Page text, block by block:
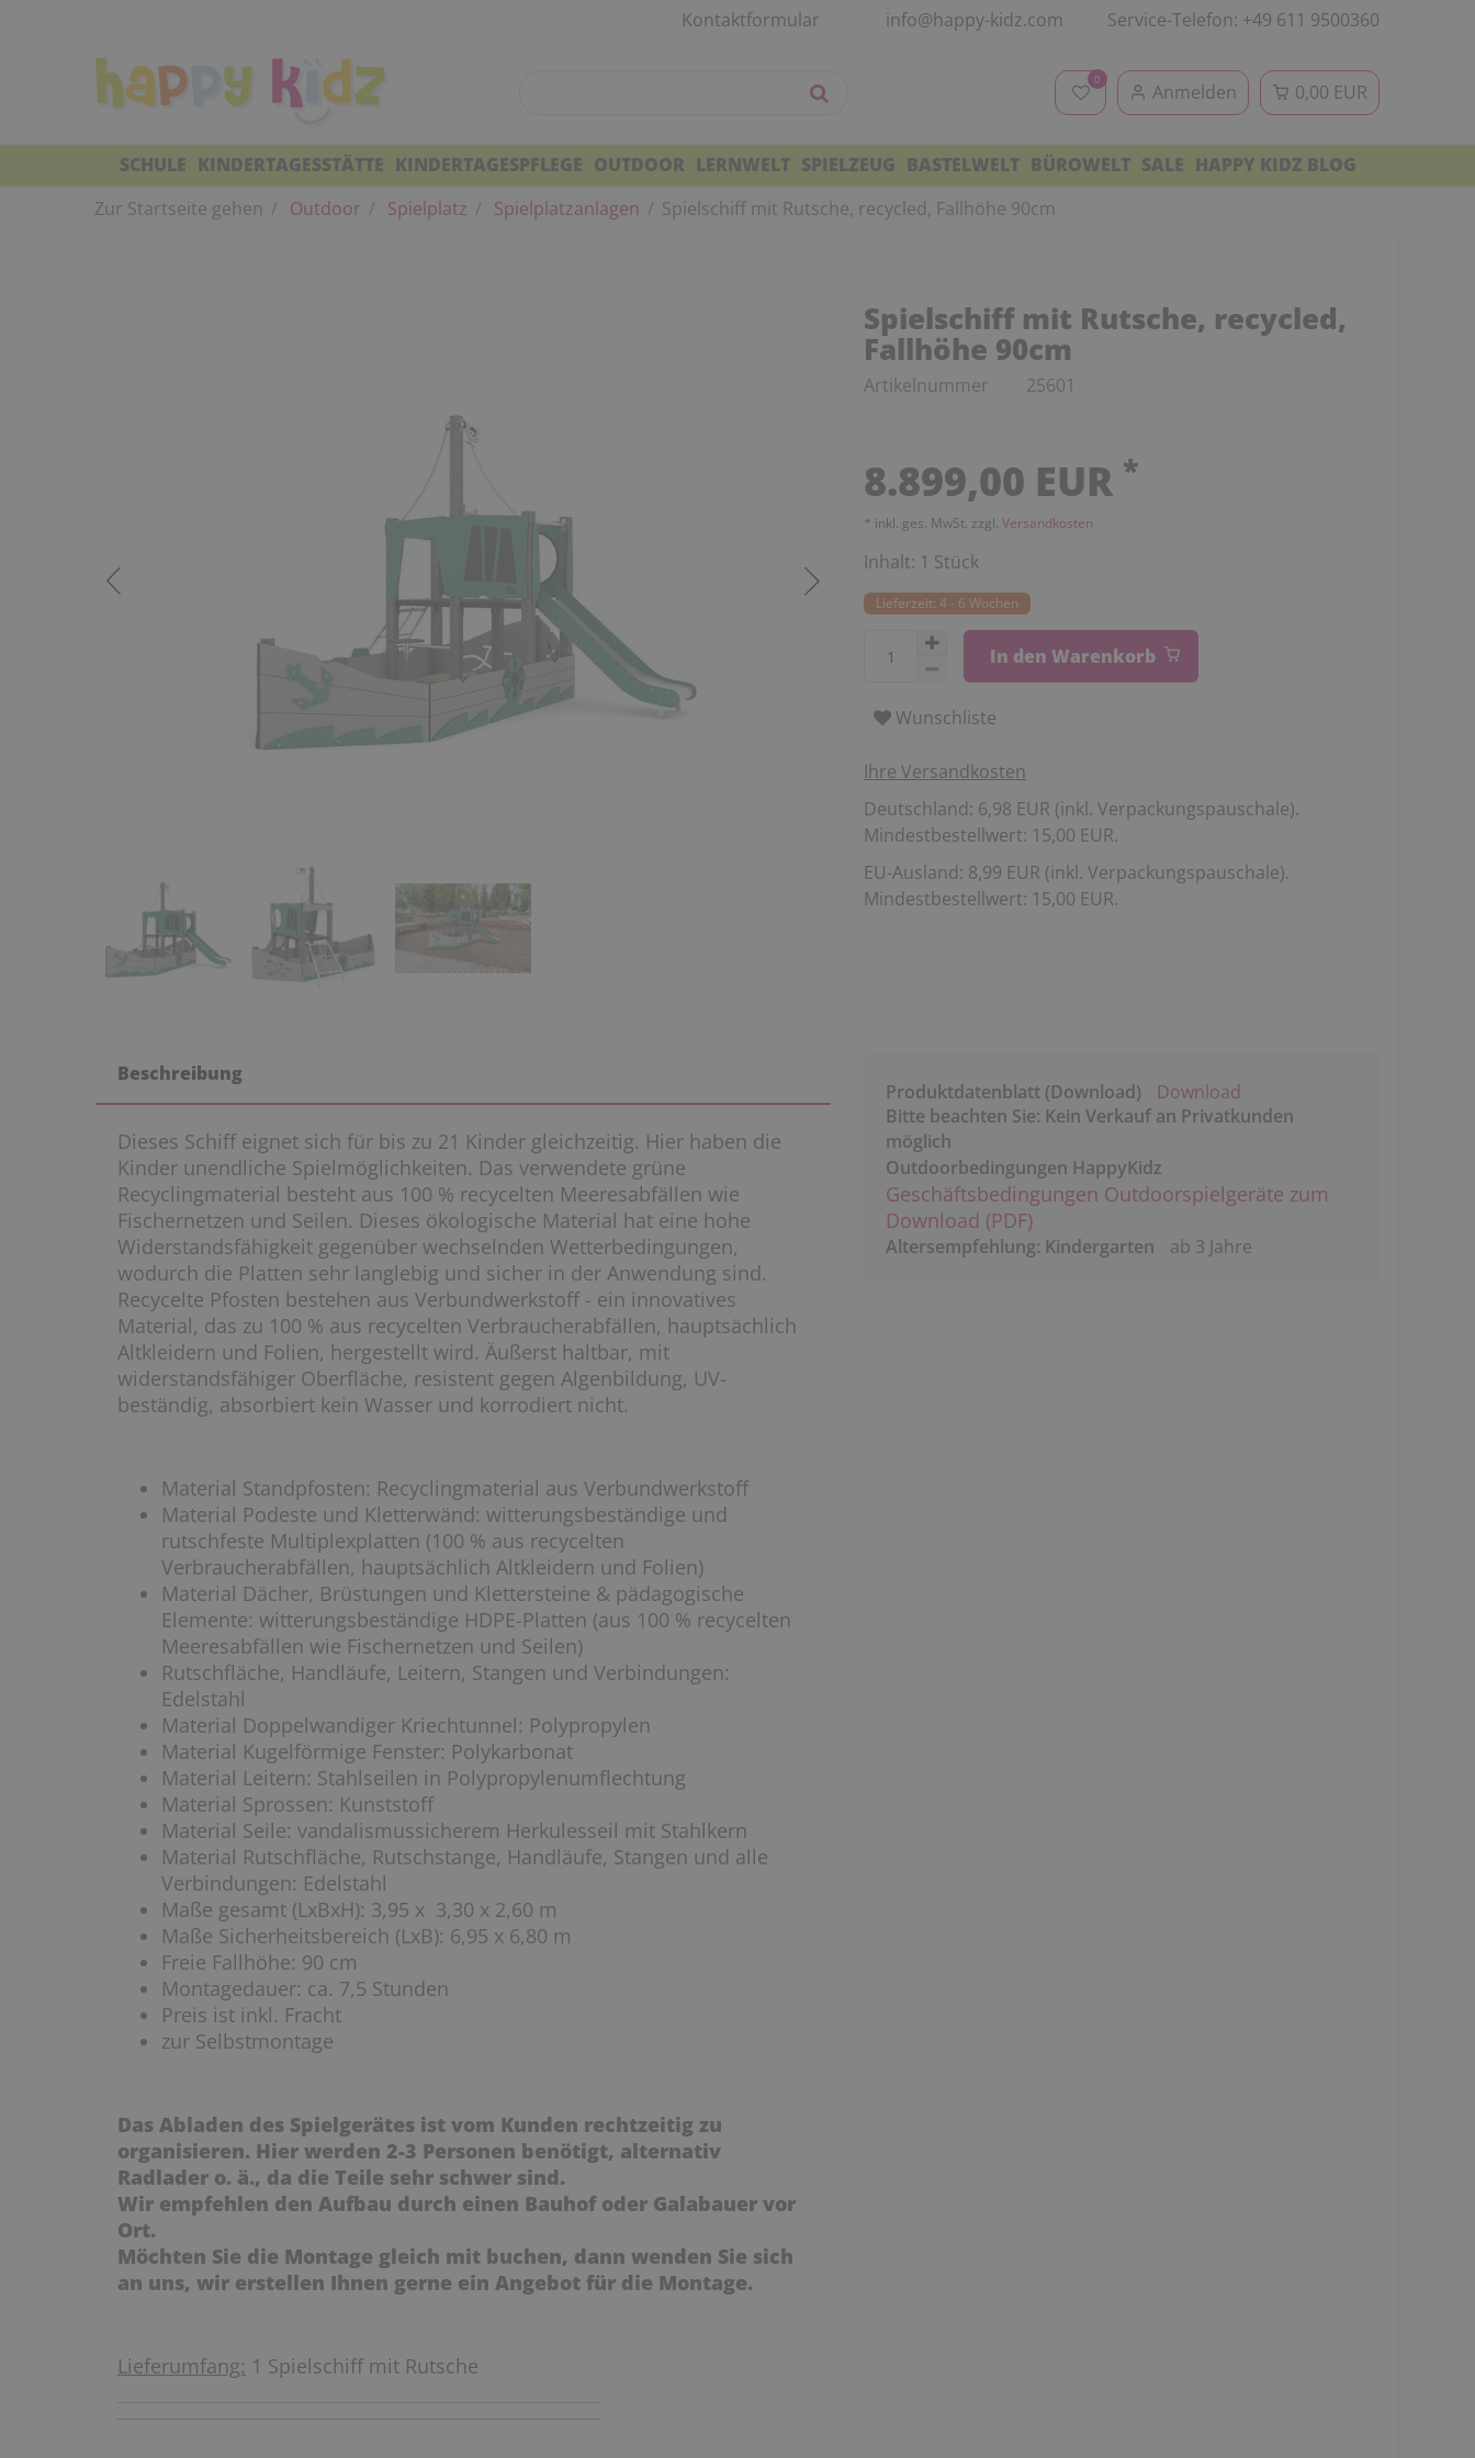
Kontaktformular info@happy-kidz.com Service-Telefon: +49 611 9500360
0
Anmelden 0,00 EUR
SCHULE KINDERTAGESSTÄTTE KINDERTAGESPFLEGE OUTDOOR LERNWELT SPIELZEUG BASTELWELT BÜROWELT SALE HAPPY KIDZ BLOG
Zur Startseite gehen
Outdoor Spielplatz Spielplatzanlagen Spielschiff mit Rutsche, recycled, Fallhöhe 90cm
Spielschiff mit Rutsche, recycled,
Fallhöhe 90cm
Artikelnummer 25601
8.899,00 EUR *
* inkl. ges. MwSt. zzgl. Versandkosten
Inhalt: 1 Stück
Lieferzeit: 4 - 6 Wochen
In den Warenkorb
Wunschliste
Ihre Versandkosten
Deutschland: 6,98 EUR (inkl. Verpackungspauschale).
Mindestbestellwert: 15,00 EUR.
EU-Ausland: 8,99 EUR (inkl. Verpackungspauschale).
Mindestbestellwert: 15,00 EUR.
Beschreibung
Dieses Schiff eignet sich für bis zu 21 Kinder gleichzeitig. Hier haben die
Kinder unendliche Spielmöglichkeiten. Das verwendete grüne
Recyclingmaterial besteht aus 100 % recycelten Meeresabfällen wie
Fischernetzen und Seilen. Dieses ökologische Material hat eine hohe
Widerstandsfähigkeit gegenüber wechselnden Wetterbedingungen,
wodurch die Platten sehr langlebig und sicher in der Anwendung sind.
Recycelte Pfosten bestehen aus Verbundwerkstoff - ein innovatives
Material, das zu 100 % aus recycelten Verbraucherabfällen, hauptsächlich
Altkleidern und Folien, hergestellt wird. Äußerst haltbar, mit
widerstandsfähiger Oberfläche, resistent gegen Algenbildung, UV-
beständig, absorbiert kein Wasser und korrodiert nicht.
Material Standpfosten: Recyclingmaterial aus Verbundwerkstoff
Material Podeste und Kletterwänd: witterungsbeständige und
rutschfeste Multiplexplatten (100 % aus recycelten
Verbraucherabfällen, hauptsächlich Altkleidern und Folien)
Material Dächer, Brüstungen und Klettersteine & pädagogische
Elemente: witterungsbeständige HDPE-Platten (aus 100 % recycelten
Meeresabfällen wie Fischernetzen und Seilen)
Rutschfläche, Handläufe, Leitern, Stangen und Verbindungen:
Edelstahl
Material Doppelwandiger Kriechtunnel: Polypropylen
Material Kugelförmige Fenster: Polykarbonat
Material Leitern: Stahlseilen in Polypropylenumflechtung
Material Sprossen: Kunststoff
Material Seile: vandalismussicherem Herkulesseil mit Stahlkern
Material Rutschfläche, Rutschstange, Handläufe, Stangen und alle
Verbindungen: Edelstahl
Maße gesamt (LxBxH): 3,95 x 3,30 x 2,60 m
Maße Sicherheitsbereich (LxB): 6,95 x 6,80 m
Freie Fallhöhe: 90 cm
Montagedauer: ca. 7,5 Stunden
Preis ist inkl. Fracht
zur Selbstmontage
Das Abladen des Spielgerätes ist vom Kunden rechtzeitig zu
organisieren. Hier werden 2-3 Personen benötigt, alternativ
Radlader o. ä., da die Teile sehr schwer sind.
Wir empfehlen den Aufbau durch einen Bauhof oder Galabauer vor
Ort.
Möchten Sie die Montage gleich mit buchen, dann wenden Sie sich
an uns, wir erstellen Ihnen gerne ein Angebot für die Montage.
Lieferumfang: 1 Spielschiff mit Rutsche
Produktdatenblatt (Download)
Download
Bitte beachten Sie: Kein Verkauf an Privatkunden
möglich
Outdoorbedingungen HappyKidz
Geschäftsbedingungen Outdoorspielgeräte zum
Download (PDF)
Altersempfehlung: Kindergarten ab 3 Jahre